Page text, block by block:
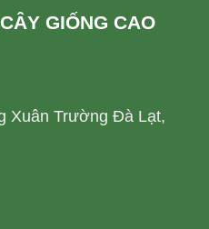
GIỐNG CAO
Xuân Trường Đà Lạt,